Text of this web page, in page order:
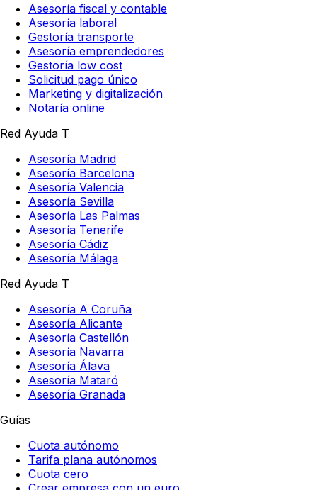
Asesoría fiscal y contable
Asesoría laboral
Gestoría transporte
Asesoría emprendedores
Gestoría low cost
Solicitud pago único
Marketing y digitalización
Notaría online
Red Ayuda T
Asesoría Madrid
Asesoría Barcelona
Asesoría Valencia
Asesoría Sevilla
Asesoría Las Palmas
Asesoría Tenerife
Asesoría Cádiz
Asesoría Málaga
Red Ayuda T
Asesoría A Coruña
Asesoría Alicante
Asesoría Castellón
Asesoría Navarra
Asesoría Álava
Asesoría Mataró
Asesoría Granada
Guías
Cuota autónomo
Tarifa plana autónomos
Cuota cero